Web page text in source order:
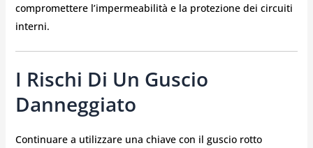
compromettere l’impermeabilità e la protezione dei circuiti
interni.
I Rischi Di Un Guscio
Danneggiato
Continuare a utilizzare una chiave con il guscio rotto